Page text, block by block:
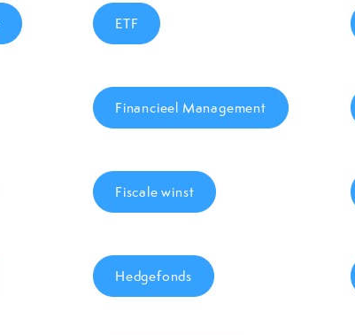
ETF
Financieel Management
Fiscale winst
Hedgefonds